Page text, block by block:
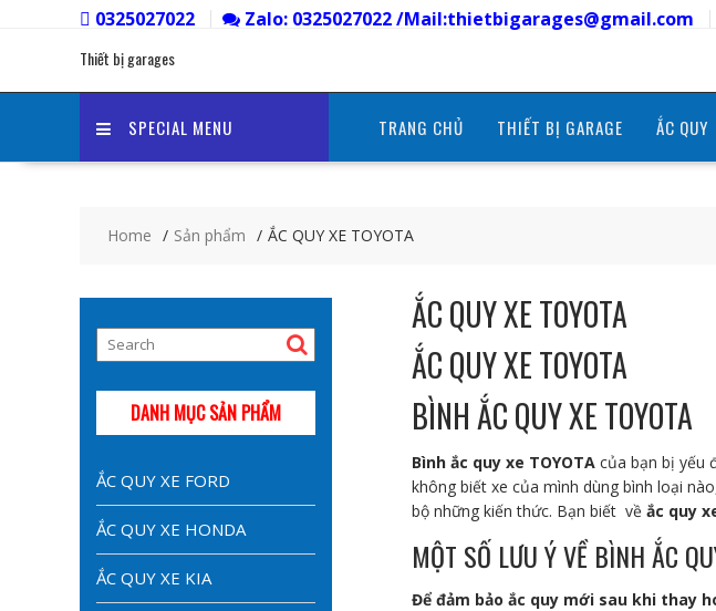
0325027022 Zalo: 0325027022 /Mail:thietbigarages@gmail.com
Thiết bị garages
SPECIAL MENU TRANG CHỦ THIẾT BỊ GARAGE ẮC QUY
Home Sản phẩm ẮC QUY XE TOYOTA
ẮC QUY XE TOYOTA
ẮC QUY XE TOYOTA
BÌNH ẮC QUY XE TOYOTA
Bình ắc quy xe TOYOTA của bạn bị yếu
không biết xe của mình dùng bình loại
bộ những kiến thức. Bạn biết về ắc quy
MỘT SỐ LƯU Ý VỀ BÌNH ẮC
Để đảm bảo ắc quy mới sau khi thay
DANH MỤC SẢN PHẨM
ẮC QUY XE FORD
ẮC QUY XE HONDA
ẮC QUY XE KIA